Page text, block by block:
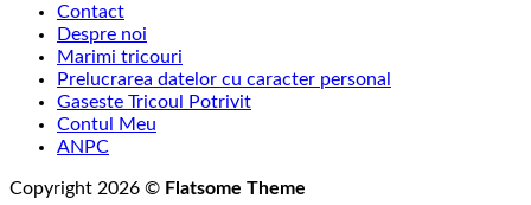
Contact
Despre noi
Marimi tricouri
Prelucrarea datelor cu caracter personal
Gaseste Tricoul Potrivit
Contul Meu
ANPC
Copyright 2026 © Flatsome Theme